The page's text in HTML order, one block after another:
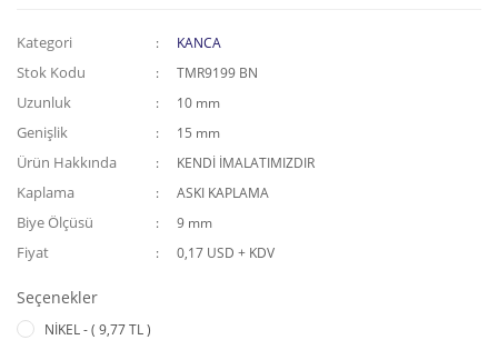
Kategori KANCA
Stok Kodu TMR9199 BN
Uzunluk 10 mm
Genişlik 15 mm
Ürün Hakkında KENDİ İMALATIMIZDIR
Kaplama ASKI KAPLAMA
Biye Ölçüsü 9 mm
Fiyat 0,17 USD + KDV
Seçenekler
NİKEL - ( 9,77 TL )